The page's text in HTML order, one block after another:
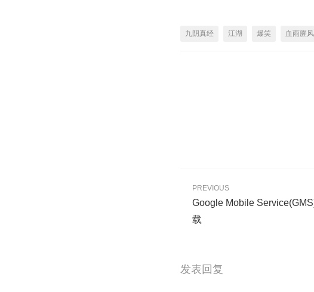
九阴真经 江湖 爆笑 血雨腥风
PREVIOUS
Google Mobile
载
发表回复